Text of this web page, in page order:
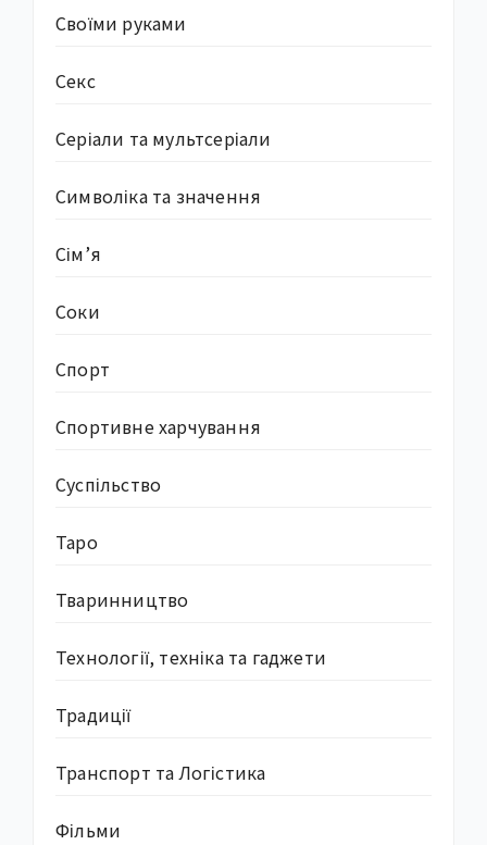
Своїми руками
Секс
Серіали та мультсеріали
Символіка та значення
Сім’я
Соки
Спорт
Спортивне харчування
Суcпільство
Таро
Тваринництво
Технології, техніка та гаджети
Традиції
Транспорт та Логістика
Фільми